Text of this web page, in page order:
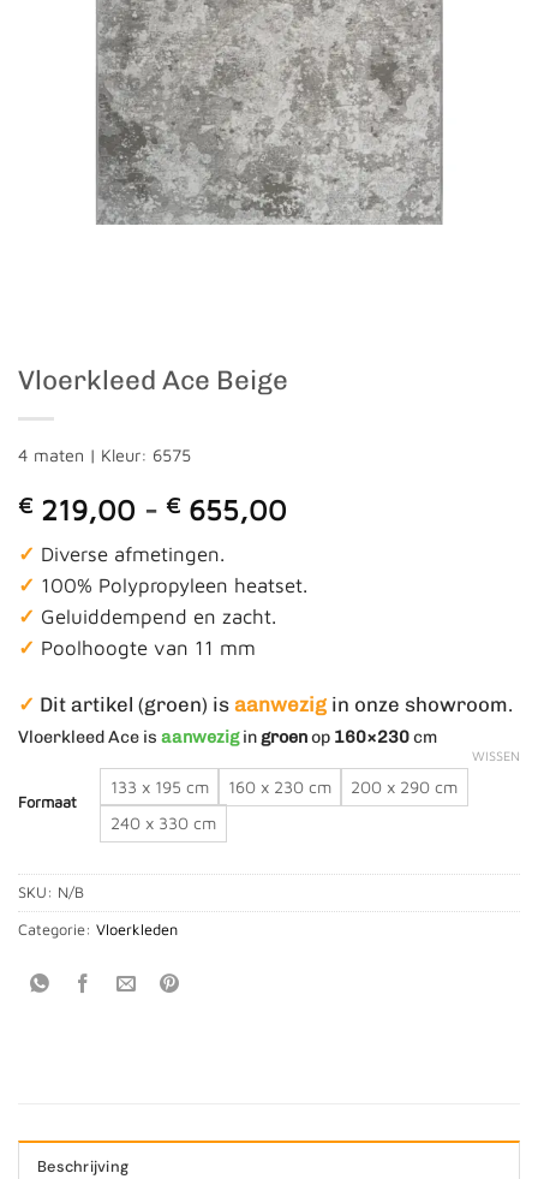
Vloerkleed Ace Beige
4 maten | Kleur: 6575
€ 219,00 - € 655,00
€ 655,00
✓ Diverse afmetingen.
✓ 100% Polypropyleen heatset.
✓ Geluiddempend en zacht.
✓ Poolhoogte van 11 mm
✓ Dit artikel (groen) is aanwezig in onze showroom.
Vloerkleed Ace is aanwezigingroenop 160×230cm
Formaat
133 x 195 cm 160 x 230 cm
200 x 290 cm
240 x 330 cm
WISSEN
SKU: N/B
Categorie: Vloerkleden
Beschrijving